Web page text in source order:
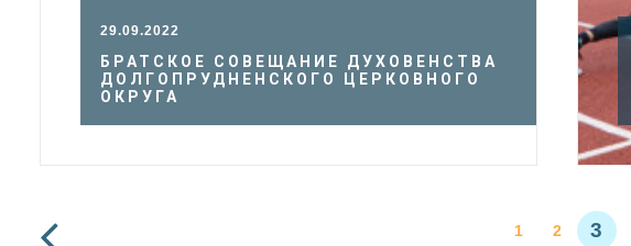
29.09.2022
БРАТСКОЕ СОВЕЩАНИЕ ДУХОВЕНСТВА
ДОЛГОПРУДНЕНСКОГО ЦЕРКОВНОГО
ОКРУГА
1 2 3